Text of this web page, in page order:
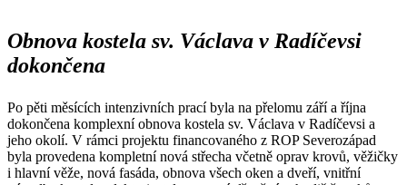
Obnova kostela sv. Václava v Radíčevsi
dokončena
Po pěti měsících intenzivních prací byla na přelomu září a října
dokončena komplexní obnova kostela sv. Václava v Radíčevsi a
jeho okolí. V rámci projektu financovaného z ROP Severozápad
byla provedena kompletní nová střecha včetně oprav krovů, věžičky
i hlavní věže, nová fasáda, obnova všech oken a dveří, vnitřní